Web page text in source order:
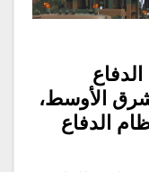
الأوسط،
لنظام الدفاع